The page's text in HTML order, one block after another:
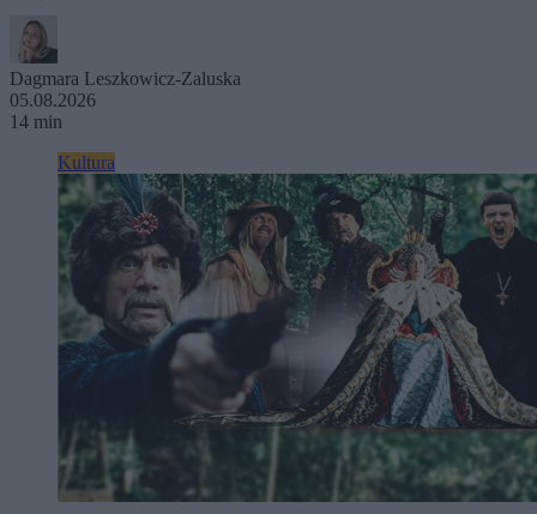
Dagmara Leszkowicz-Zaluska
05.08.2026
14 min
Kultura